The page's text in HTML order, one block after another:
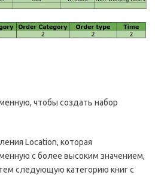
чтобы создать набор
Location, которая
с более высоким значением,
следующую категорию книг с